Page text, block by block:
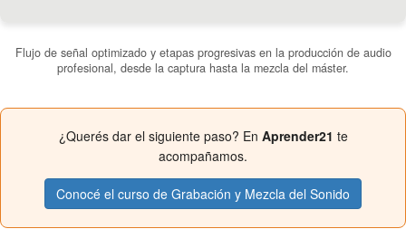
Flujo de señal optimizado y etapas progresivas en la producción de audio
profesional, desde la captura hasta la mezcla del máster.
¿Querés dar el siguiente paso? En Aprender21 te
acompañamos.
Conocé el curso de Grabación y Mezcla del Sonido